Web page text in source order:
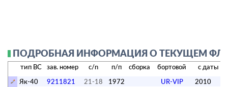
ПОДРОБНАЯ ИНФОРМАЦИЯ О ТЕКУЩЕМ
тип ВС зав. номер c/n п/п сборка бортовой
с даты
Як-40
9211821 21-18 1972 UR-VIP 2010